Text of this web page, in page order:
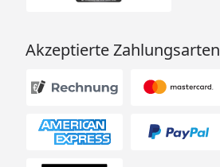
Akzeptierte Zahlungsarten